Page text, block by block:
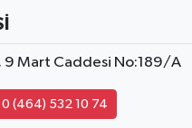
9 Mart Caddesi No:189/A
0 (464) 532 10 74